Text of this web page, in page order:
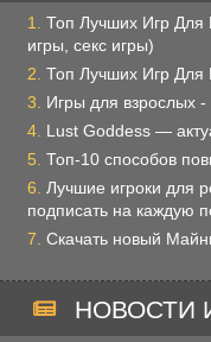
Топ Лучших Игр Для
игры, секс игры)
Топ Лучших Игр Для
Игры для взрослых
Lust Goddess —
Топ-10 способов
Лучшие игроки для
подписать на каждую
Скачать новый
НОВОСТИ